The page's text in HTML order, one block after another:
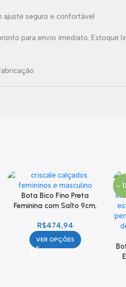
ajuste seguro e confortável
para envio imediato. Estoque
Bota Bico Fino Preta
Feminina com Salto 9cm,
R$474,94
VER OPÇÕES
-